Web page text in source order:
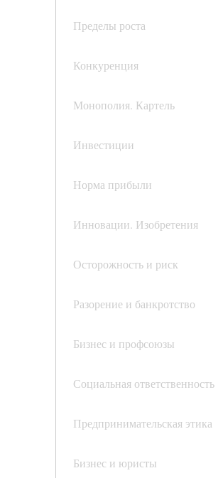
Пределы роста
Конкуренция
Монополия. Картель
Инвестиции
Норма прибыли
Инновации. Изобретения
Осторожность и риск
Разорение и банкротство
Бизнес и профсоюзы
Социальная ответственность
Предпринимательская этика
Бизнес и юристы